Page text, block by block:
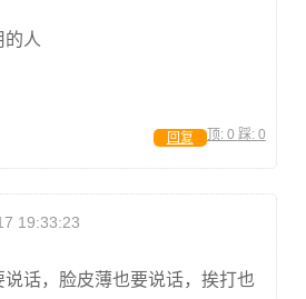
的人
顶: 0 踩: 0
回复
19:33:23
话，脸皮薄也要说话，挨打也